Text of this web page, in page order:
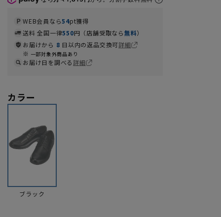
WEB会員なら54pt獲得
送料 全国一律550円（店舗受取なら無料）
お届けから 8 日以内の返品交換可詳細
一部対象外商品あり
お届け日を調べる詳細
カラー
ブラック